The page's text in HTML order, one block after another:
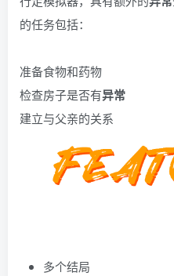
的任务包括：
准备食物和药物
检查房子是否有异常
建立与父亲的关系
多个结局